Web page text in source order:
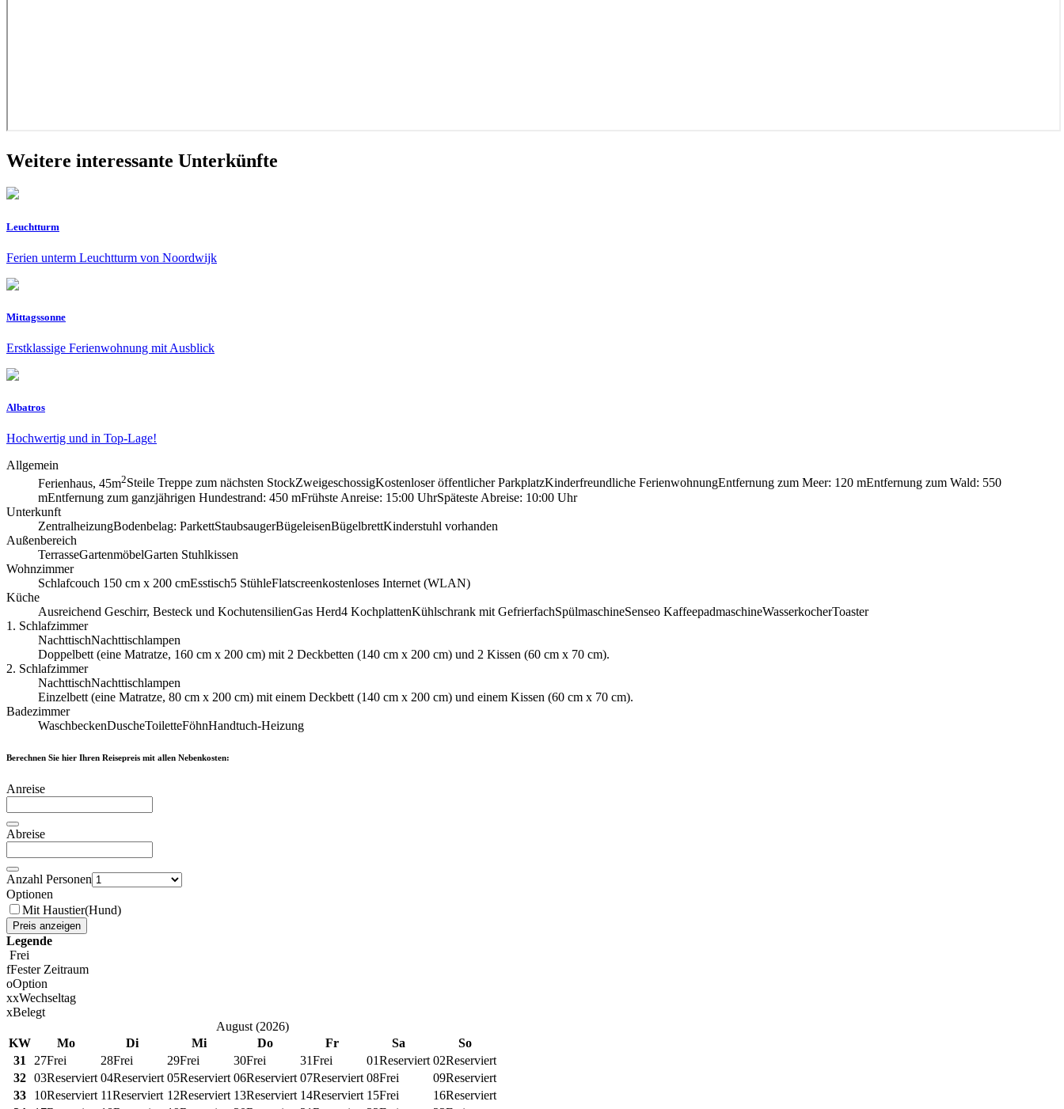
Weitere interessante Unterkünfte
Leuchtturm
Ferien unterm Leuchtturm von Noordwijk
Mittagssonne
Erstklassige Ferienwohnung mit Ausblick
Albatros
Hochwertig und in Top-Lage!
Allgemein
Ferienhaus, 45m2Steile Treppe zum nächsten StockZweigeschossigKostenloser öffentlicher ParkplatzKinderfreundliche FerienwohnungEntfernung zum Meer: 120 mEntfernung zum Wald: 550
mEntfernung zum ganzjährigen Hundestrand: 450 mFrühste Anreise: 15:00 UhrSpäteste Abreise: 10:00 Uhr
Unterkunft
ZentralheizungBodenbelag: ParkettStaubsaugerBügeleisenBügelbrettKinderstuhl vorhanden
Außenbereich
TerrasseGartenmöbelGarten Stuhlkissen
Wohnzimmer
Schlafcouch 150 cm x 200 cmEsstisch5 StühleFlatscreenkostenloses Internet (WLAN)
Küche
Ausreichend Geschirr, Besteck und KochutensilienGas Herd4 KochplattenKühlschrank mit GefrierfachSpülmaschineSenseo KaffeepadmaschineWasserkocherToaster
1. Schlafzimmer
NachttischNachttischlampen
Doppelbett (eine Ma­t­rat­ze, 160 cm x 200 cm) mit 2 Deckbetten (140 cm x 200 cm) und 2 Kissen (60 cm x 70 cm).
2. Schlafzimmer
NachttischNachttischlampen
Einzelbett (eine Ma­t­rat­ze, 80 cm x 200 cm) mit einem Deckbett (140 cm x 200 cm) und einem Kissen (60 cm x 70 cm).
Badezimmer
WaschbeckenDuscheToiletteFöhnHandtuch-Heizung
Berechnen Sie hier Ihren Reisepreis mit allen Nebenkosten:
Anreise
Abreise
Anzahl Personen
Optionen
Mit Haustier(Hund)
Preis anzeigen
Legende
Frei
fFester Zeitraum
oOption
xxWechseltag
xBelegt
August (2026)
KW
Mo Di Mi Do Fr Sa
So
31
27Frei 28Frei 29Frei 30Frei 31Frei 01Reserviert 02Reserviert
32 03Reserviert 04Reserviert 05Reserviert 06Reserviert 07Reserviert 08Frei 09Reserviert
33
10Reserviert 11Reserviert 12Reserviert 13Reserviert 14Reserviert 15Frei 16Reserviert